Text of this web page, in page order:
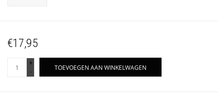
€17,95
+
-
TOEVOEGEN AAN WINKELWAGEN